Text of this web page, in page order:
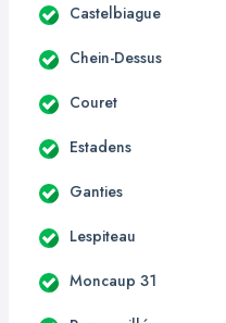
Castelbiague
Chein-Dessus
Couret
Estadens
Ganties
Lespiteau
Moncaup 31